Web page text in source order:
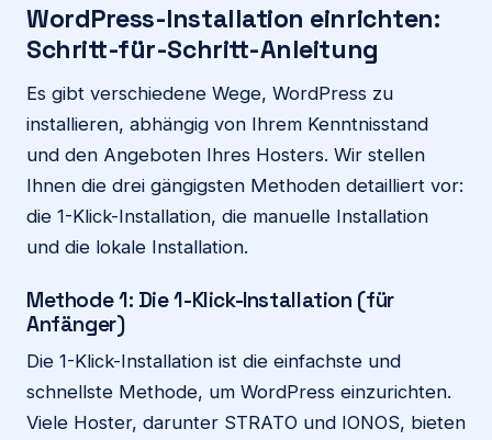
WordPress-Installation einrichten:
Schritt-für-Schritt-Anleitung
Es gibt verschiedene Wege, WordPress zu
installieren, abhängig von Ihrem Kenntnisstand
und den Angeboten Ihres Hosters. Wir stellen
Ihnen die drei gängigsten Methoden detailliert vor:
die 1-Klick-Installation, die manuelle Installation
und die lokale Installation.
Methode 1: Die 1-Klick-Installation (für
Anfänger)
Die 1-Klick-Installation ist die einfachste und
schnellste Methode, um WordPress einzurichten.
Viele Hoster, darunter STRATO und IONOS, bieten